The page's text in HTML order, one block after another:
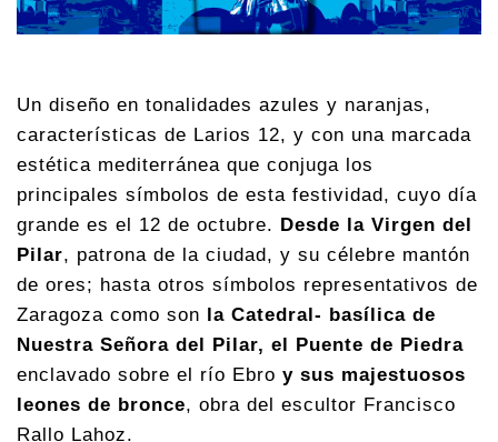
Un diseño en tonalidades azules y naranjas,
características de Larios 12, y con una marcada
estética mediterránea que conjuga los
principales símbolos de esta festividad, cuyo día
grande es el 12 de octubre. Desde la Virgen del
Pilar, patrona de la ciudad, y su célebre mantón
de ores; hasta otros símbolos representativos de
Zaragoza como son la Catedral- basílica de
Nuestra Señora del Pilar, el Puente de Piedra
enclavado sobre el río Ebro y sus majestuosos
leones de bronce, obra del escultor Francisco
Rallo Lahoz.